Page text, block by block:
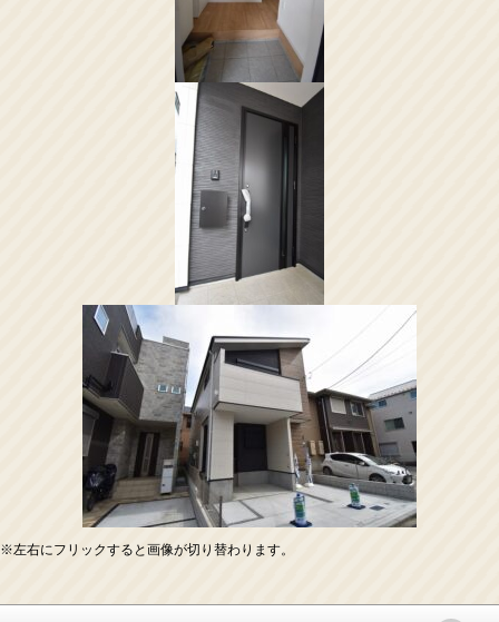
※左右にフリックすると画像が切り替わります。